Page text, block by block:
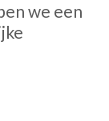
we een